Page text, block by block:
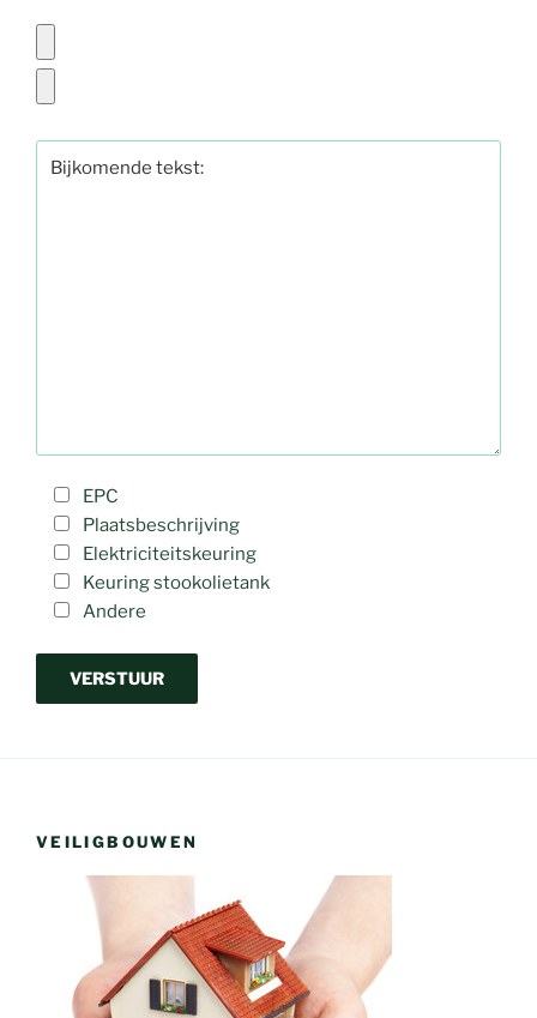
EPC
Plaatsbeschrijving
Elektriciteitskeuring
Keuring stookolietank
Andere
VEILIGBOUWEN